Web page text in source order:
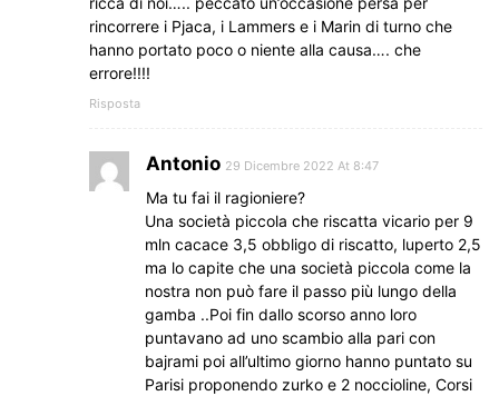
rincorrere i Pjaca, i Lammers e i Marin di turno che
hanno portato poco o niente alla causa…. che
errore!!!!
Risposta
Antonio 29 Dicembre 2022 At 8:47
Ma tu fai il ragioniere?
Una società piccola che riscatta vicario per 9
mln cacace 3,5 obbligo di riscatto, luperto 2,5
ma lo capite che una società piccola come la
nostra non può fare il passo più lungo della
gamba ..Poi fin dallo scorso anno loro
puntavano ad uno scambio alla pari con
bajrami poi all’ultimo giorno hanno puntato su
Parisi proponendo zurko e 2 noccioline, Corsi